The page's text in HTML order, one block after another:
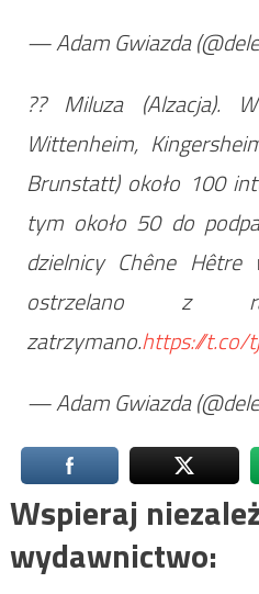
— Adam Gwiazda
?? Miluza (Alzacja).
Wittenheim,
Brunstatt) około 100
tym około 50 do
dzielnicy Chêne
ostrzelano z
zatrzymano.https://t.co/
— Adam Gwiazda
Wspieraj
wydawnictwo: